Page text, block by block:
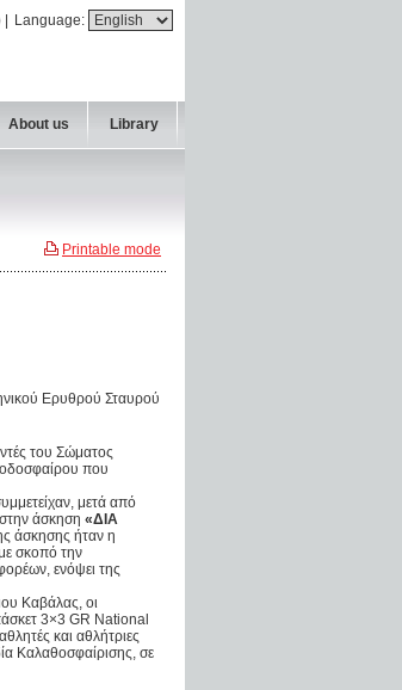
Language:
About us Library
Printable mode
Ερυθρού Σταυρού
του Σώματος
που
μετά από
άσκηση «ΔΙΑ
άσκησης ήταν η
σκοπό την
ενόψει της
Καβάλας, οι
3×3 GR National
και αθλήτριες
Καλαθοσφαίρισης, σε